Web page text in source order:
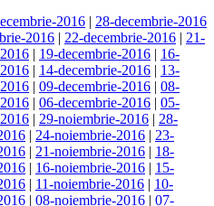
2016 | 28-decembrie-2016
2016 | 22-decembrie-2016 | 21-
| 19-decembrie-2016 | 16-
| 14-decembrie-2016 | 13-
| 09-decembrie-2016 | 08-
| 06-decembrie-2016 | 05-
| 29-noiembrie-2016 | 28-
| 24-noiembrie-2016 | 23-
| 21-noiembrie-2016 | 18-
| 16-noiembrie-2016 | 15-
| 11-noiembrie-2016 | 10-
| 08-noiembrie-2016 | 07-